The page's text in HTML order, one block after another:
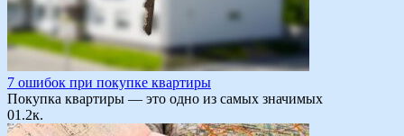
7 ошибок при покупке квартиры
Покупка квартиры — это одно из самых значимых
01.2к.